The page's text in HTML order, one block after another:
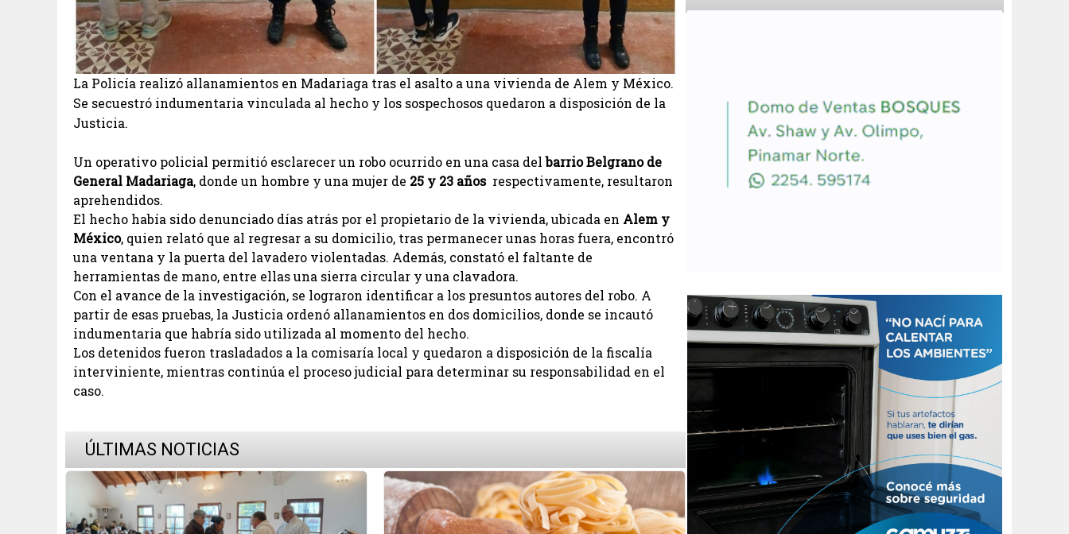
La Policía realizó allanamientos en Madariaga tras el asalto a una vivienda de Alem y México.
Se secuestró indumentaria vinculada al hecho y los sospechosos quedaron a disposición de la
Justicia.
Un operativo policial permitió esclarecer un robo ocurrido en una casa delbarrio Belgrano de
General Madariaga, donde un hombre y una mujer de 25 y 23 añosrespectivamente, resultaron
aprehendidos.
El hecho había sido denunciado días atrás por el propietario de la vivienda, ubicada en Alem y
México, quien relató que al regresar a su domicilio, tras permanecer unas horas fuera, encontró
una ventana y la puerta del lavadero violentadas. Además, constató el faltante de
herramientas de mano, entre ellas una sierra circular y una clavadora.
Con el avance de la investigación, se lograron identificar a los presuntos autores del robo. A
partir de esas pruebas, la Justicia ordenó allanamientos en dos domicilios, donde se incautó
indumentaria que habría sido utilizada al momento del hecho.
Los detenidos fueron trasladados a la comisaría local y quedaron a disposición de la fiscalía
interviniente, mientras continúa el proceso judicial para determinar su responsabilidad en el
caso.
ÚLTIMAS NOTICIAS